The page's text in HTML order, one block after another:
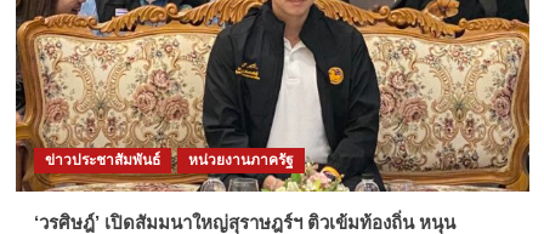
ข่าวประชาสัมพันธ์ หน่วยงานภาครัฐ
‘วรศิษฎ์’ เปิดสัมมนาใหญ่สุราษฎร์ฯ ติวเข้มท้องถิ่น หนุน